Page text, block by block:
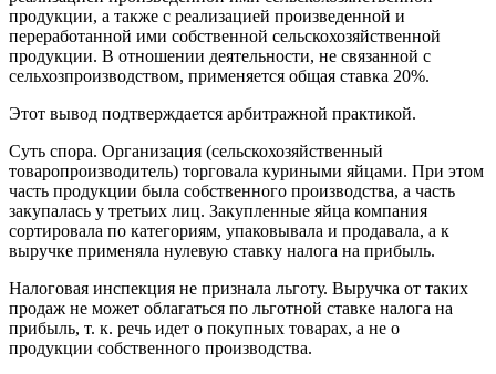
продукции, а также с реализацией произведенной и
переработанной ими собственной сельскохозяйственной
продукции. В отношении деятельности, не связанной с
сельхозпроизводством, применяется общая ставка 20%.
Этот вывод подтверждается арбитражной практикой.
Суть спора. Организация (сельскохозяйственный
товаропроизводитель) торговала куриными яйцами. При этом
часть продукции была собственного производства, а часть
закупалась у третьих лиц. Закупленные яйца компания
сортировала по категориям, упаковывала и продавала, а к
выручке применяла нулевую ставку налога на прибыль.
Налоговая инспекция не признала льготу. Выручка от таких
продаж не может облагаться по льготной ставке налога на
прибыль, т. к. речь идет о покупных товарах, а не о
продукции собственного производства.